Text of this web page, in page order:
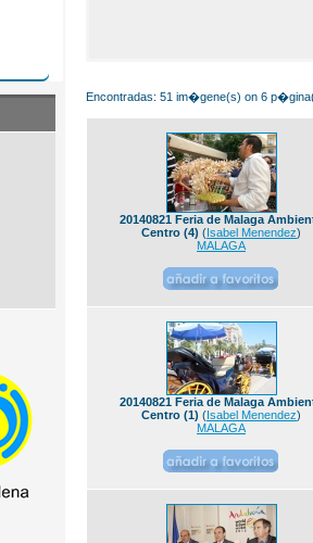
Encontradas: 51 im�gene(s) on 6
20140821 Feria de Malaga
Centro (4) (Isabel Menendez)
MALAGA
20140821 Feria de Malaga
Centro (1) (Isabel Menendez)
MALAGA